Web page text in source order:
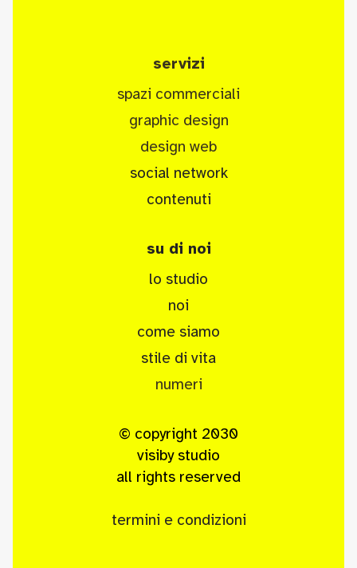
servizi
spazi commerciali
graphic design
design web
social network
contenuti
su di noi
lo studio
noi
come siamo
stile di vita
numeri
© copyright 2030
visiby studio
all rights reserved
termini e condizioni